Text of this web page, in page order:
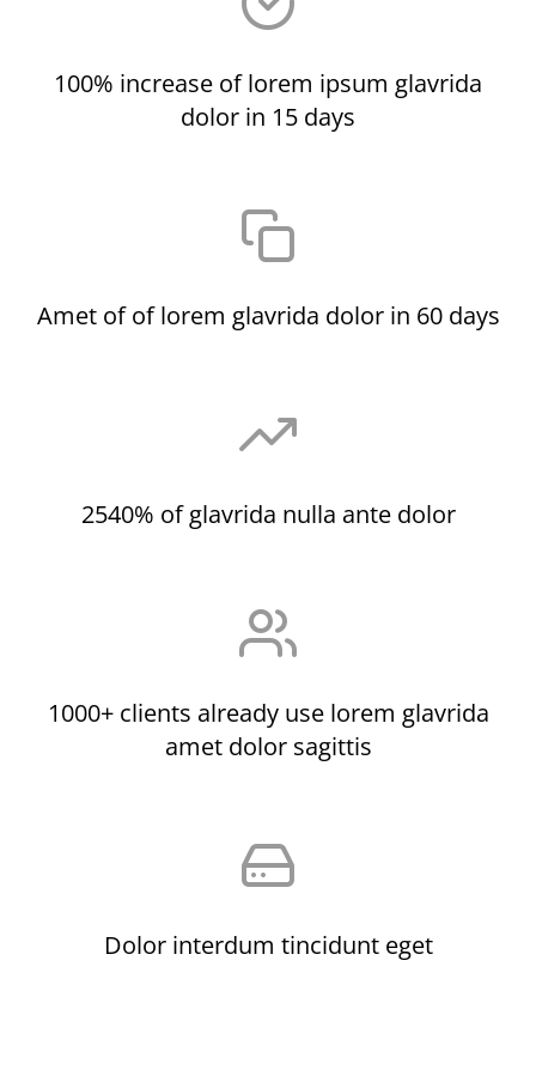
100% increase of lorem ipsum glavrida
dolor in 15 days
Amet of of lorem glavrida dolor in 60 days
2540% of glavrida nulla ante dolor
1000+ clients already use lorem glavrida
amet dolor sagittis
Dolor interdum tincidunt eget